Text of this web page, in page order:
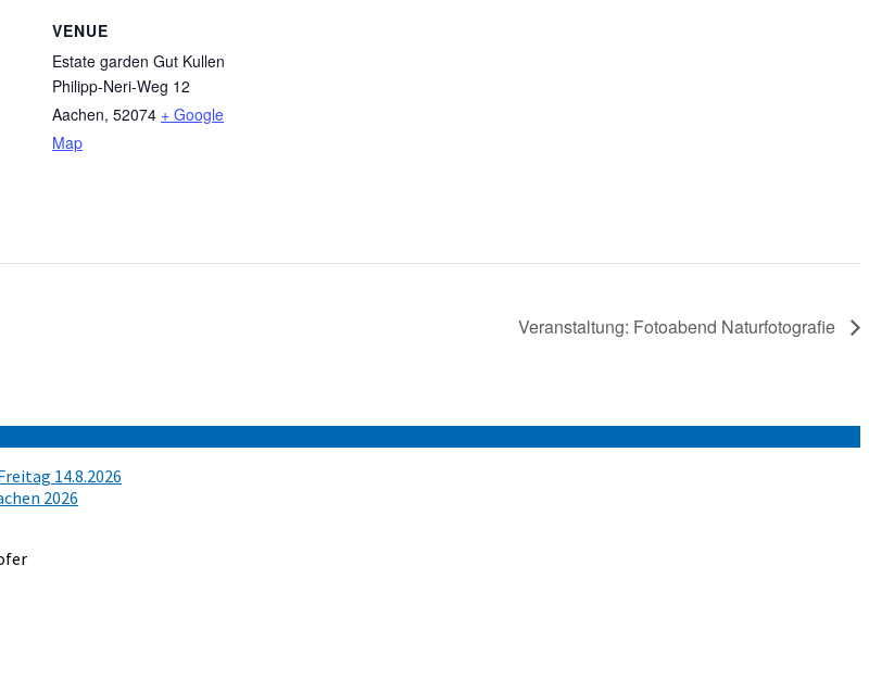
VENUE
Estate garden Gut Kullen
Philipp-Neri-Weg 12
Aachen, 52074 + Google
Map
Veranstaltung: Fotoabend Naturfotografie
14.8.2026
2026